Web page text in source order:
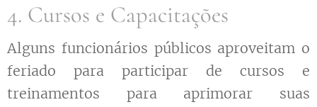
4. Cursos e Capacitações
Alguns funcionários públicos aproveitam o
feriado para participar de cursos e
treinamentos para aprimorar suas